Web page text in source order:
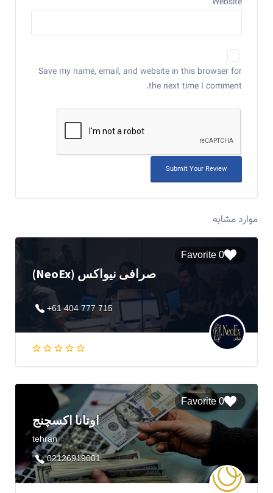
Save my name, email, and website in this browser for
the next time I comment.
موارد مشابه
0 Favorite
(NeoEx) صرافی نیواکس
+61 404 777 715
0 Favorite
اوتانا اکسچنج
tehran
02126919001